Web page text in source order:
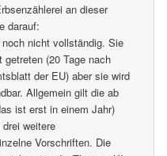
an dieser
darauf:
noch nicht vollständig. Sie
(20 Tage nach
der EU) aber sie wird
Allgemein gilt die ab
ist erst in einem Jahr)
weitere
Vorschriften. Die